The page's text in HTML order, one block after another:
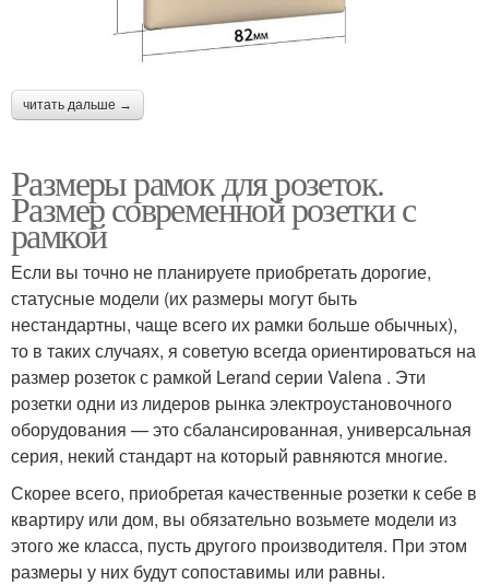
читать дальше →
Размеры рамок для розеток.
Размер современной розетки с
рамкой
Если вы точно не планируете приобретать дорогие,
статусные модели (их размеры могут быть
нестандартны, чаще всего их рамки больше обычных),
то в таких случаях, я советую всегда ориентироваться на
размер розеток с рамкой Lerand серии Valena . Эти
розетки одни из лидеров рынка электроустановочного
оборудования — это сбалансированная, универсальная
серия, некий стандарт на который равняются многие.
Скорее всего, приобретая качественные розетки к себе в
квартиру или дом, вы обязательно возьмете модели из
этого же класса, пусть другого производителя. При этом
размеры у них будут сопоставимы или равны.